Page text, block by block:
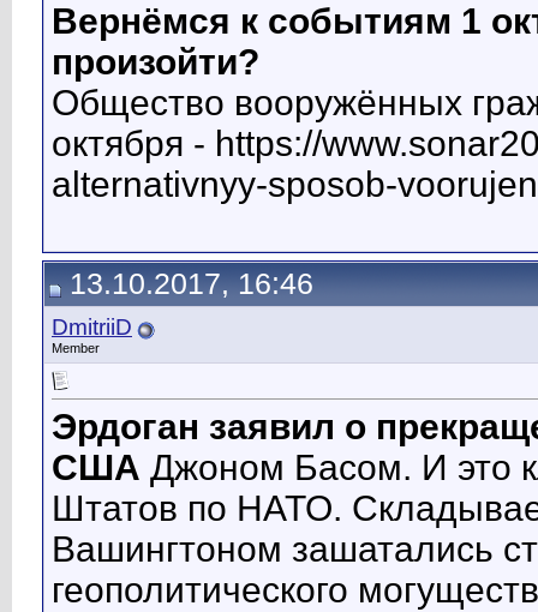
Вернёмся к событиям 1
произойти?
Общество вооружённых
октября - https://
alternativnyy-sposob-
13.10.2017, 16:46
DmitriiD
Member
Эрдоган заявил о
США Джоном Басом. И это
Штатов по НАТО.
Вашингтоном зашатались
геополитического